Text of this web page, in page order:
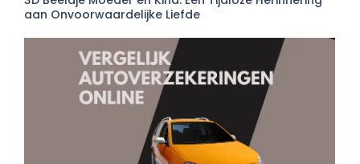
aan Onvoorwaardelijke Liefde